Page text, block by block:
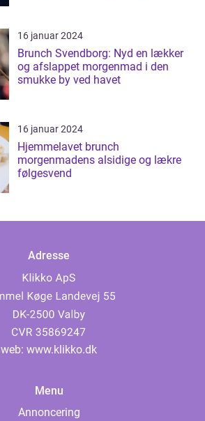
16 januar 2024
Brunch Svendborg: Nyd en lækker
og afslappet morgenmad i den
smukke by ved havet
16 januar 2024
Hjemmelavet brunch
morgenmadens alsidige og lækre
følgesvend
Adresse
web: www.klikko.dk
Menu
Annoncering